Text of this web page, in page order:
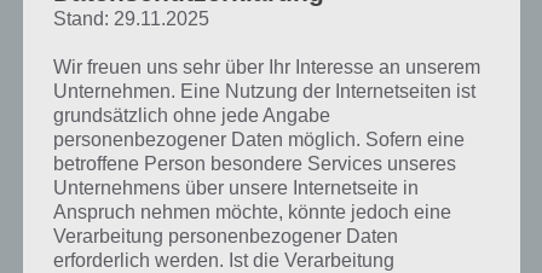
Stand: 29.11.2025
Wir freuen uns sehr über Ihr Interesse an unserem
Unternehmen. Eine Nutzung der Internetseiten ist
grundsätzlich ohne jede Angabe
personenbezogener Daten möglich. Sofern eine
betroffene Person besondere Services unseres
Unternehmens über unsere Internetseite in
Anspruch nehmen möchte, könnte jedoch eine
Verarbeitung personenbezogener Daten
erforderlich werden. Ist die Verarbeitung